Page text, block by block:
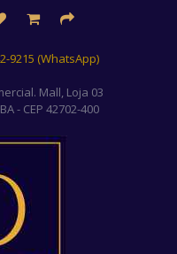
9215 (WhatsApp)
Mall, Loja 03
- CEP 42702-400